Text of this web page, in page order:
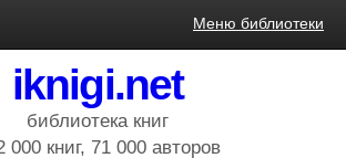
Меню библиотеки
iknigi.net
библиотека книг
000 книг, 71 000 авторов